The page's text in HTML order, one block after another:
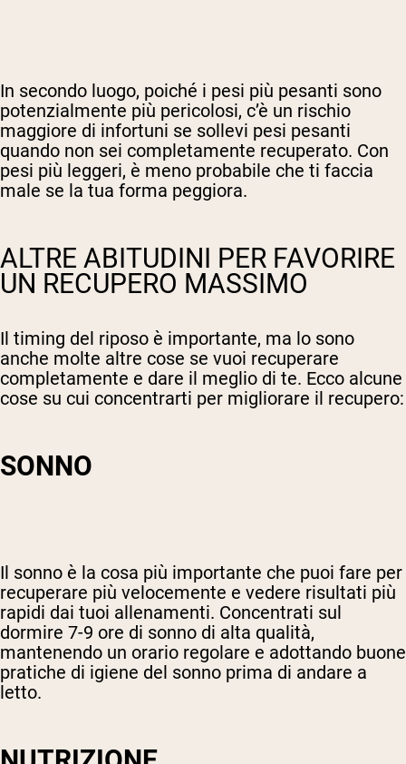
In secondo luogo, poiché i pesi più pesanti sono
potenzialmente più pericolosi, c’è un rischio
maggiore di infortuni se sollevi pesi pesanti
quando non sei completamente recuperato. Con
pesi più leggeri, è meno probabile che ti faccia
male se la tua forma peggiora.
ALTRE ABITUDINI PER FAVORIRE
UN RECUPERO MASSIMO
Il timing del riposo è importante, ma lo sono
anche molte altre cose se vuoi recuperare
completamente e dare il meglio di te. Ecco alcune
cose su cui concentrarti per migliorare il recupero:
SONNO
Il sonno è la cosa più importante che puoi fare per
recuperare più velocemente e vedere risultati più
rapidi dai tuoi allenamenti. Concentrati sul
dormire 7-9 ore di sonno di alta qualità,
mantenendo un orario regolare e adottando buone
pratiche di igiene del sonno prima di andare a
letto.